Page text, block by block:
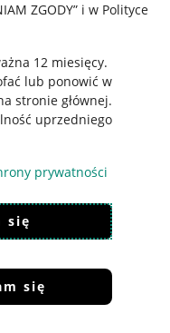
ZGODY” i w Polityce
12 miesięcy.
lub ponowić w
stronie głównej.
uprzedniego
prywatności
się
się
regulaminu